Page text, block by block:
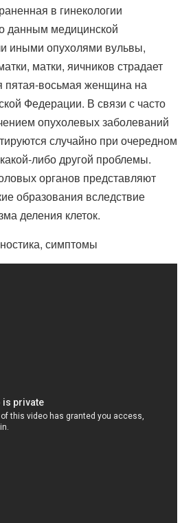
в гинекологии
данным медицинской
иными опухолями вульвы,
матки, яичников страдает
пятая-восьмая женщина на
Федерации. В связи с часто
опухолевых заболеваний
случайно при очередном
либо другой проблемы.
органов представляют
образования вследствие
деления клеток.
симптомы